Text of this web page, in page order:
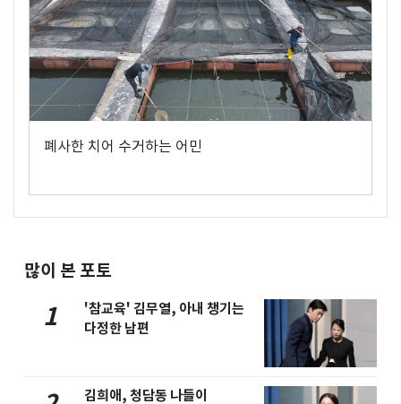
폐사한 치어 수거하는 어민
많이 본 포토
1
'참교육' 김무열, 아내 챙기는
다정한 남편
김희애, 청담동 나들이